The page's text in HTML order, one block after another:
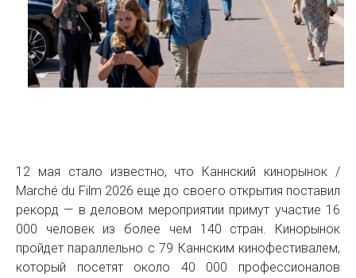
12 мая стало известно, что Каннский кинорынок /
Marché du Film 2026 еще до своего открытия поставил
рекорд — в деловом мероприятии примут участие 16
000 человек из более чем 140 стран. Кинорынок
пройдет параллельно с 79 Каннским кинофестивалем,
который посетят около 40 000 профессионалов